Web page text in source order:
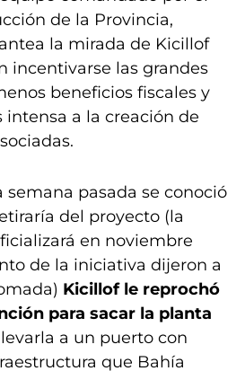
de la Provincia,
la mirada de Kicillof
incentivarse las grandes
beneficios fiscales y
a la creación de
semana pasada se conoció
del proyecto (la
en noviembre
de la iniciativa dijeron a
Kicillof le reprochó
para sacar la planta
a un puerto con
que Bahía